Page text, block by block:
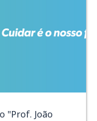
"Prof. João